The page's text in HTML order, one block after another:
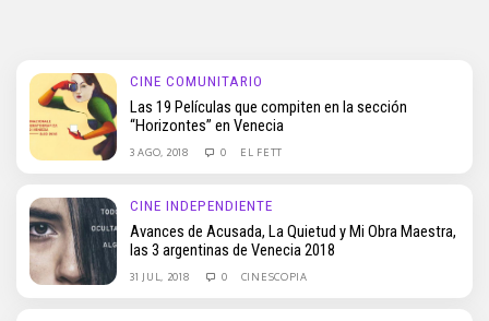
CINE COMUNITARIO
Las 19 Películas que compiten en la sección
“Horizontes” en Venecia
3 AGO, 2018 0 EL FETT
CINE INDEPENDIENTE
Avances de Acusada, La Quietud y Mi Obra Maestra,
las 3 argentinas de Venecia 2018
31 JUL, 2018 0 CINESCOPIA